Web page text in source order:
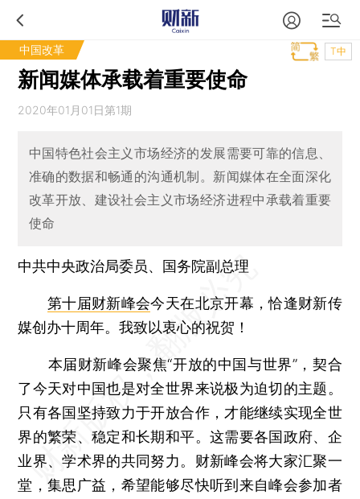
中国改革 T中
新闻媒体承载着重要使命
2020年01月01日第1期
中国特色社会主义市场经济的发展需要可靠的信息、
准确的数据和畅通的沟通机制。新闻媒体在全面深化
改革开放、建设社会主义市场经济进程中承载着重要
使命
中共中央政治局委员、国务院副总理
第十届财新峰会今天在北京开幕，恰逢财新传
媒创办十周年。我致以衷心的祝贺！
本届财新峰会聚焦“开放的中国与世界”，契合
了今天对中国也是对全世界来说极为迫切的主题。
只有各国坚持致力于开放合作，才能继续实现全世
界的繁荣、稳定和长期和平。这需要各国政府、企
业界、学术界的共同努力。财新峰会将大家汇聚一
堂，集思广益，希望能够尽快听到来自峰会参加者